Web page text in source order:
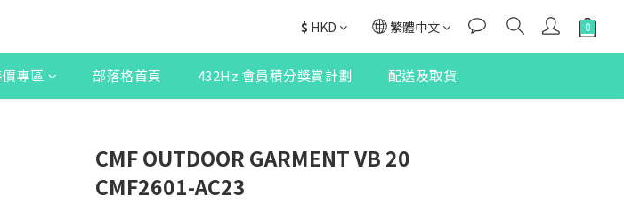
$ HKD 繁體中文
專區 部落格首頁 432Hz 會員積分獎賞計劃 配送及取貨
CMF OUTDOOR GARMENT VB 20
CMF2601-AC23